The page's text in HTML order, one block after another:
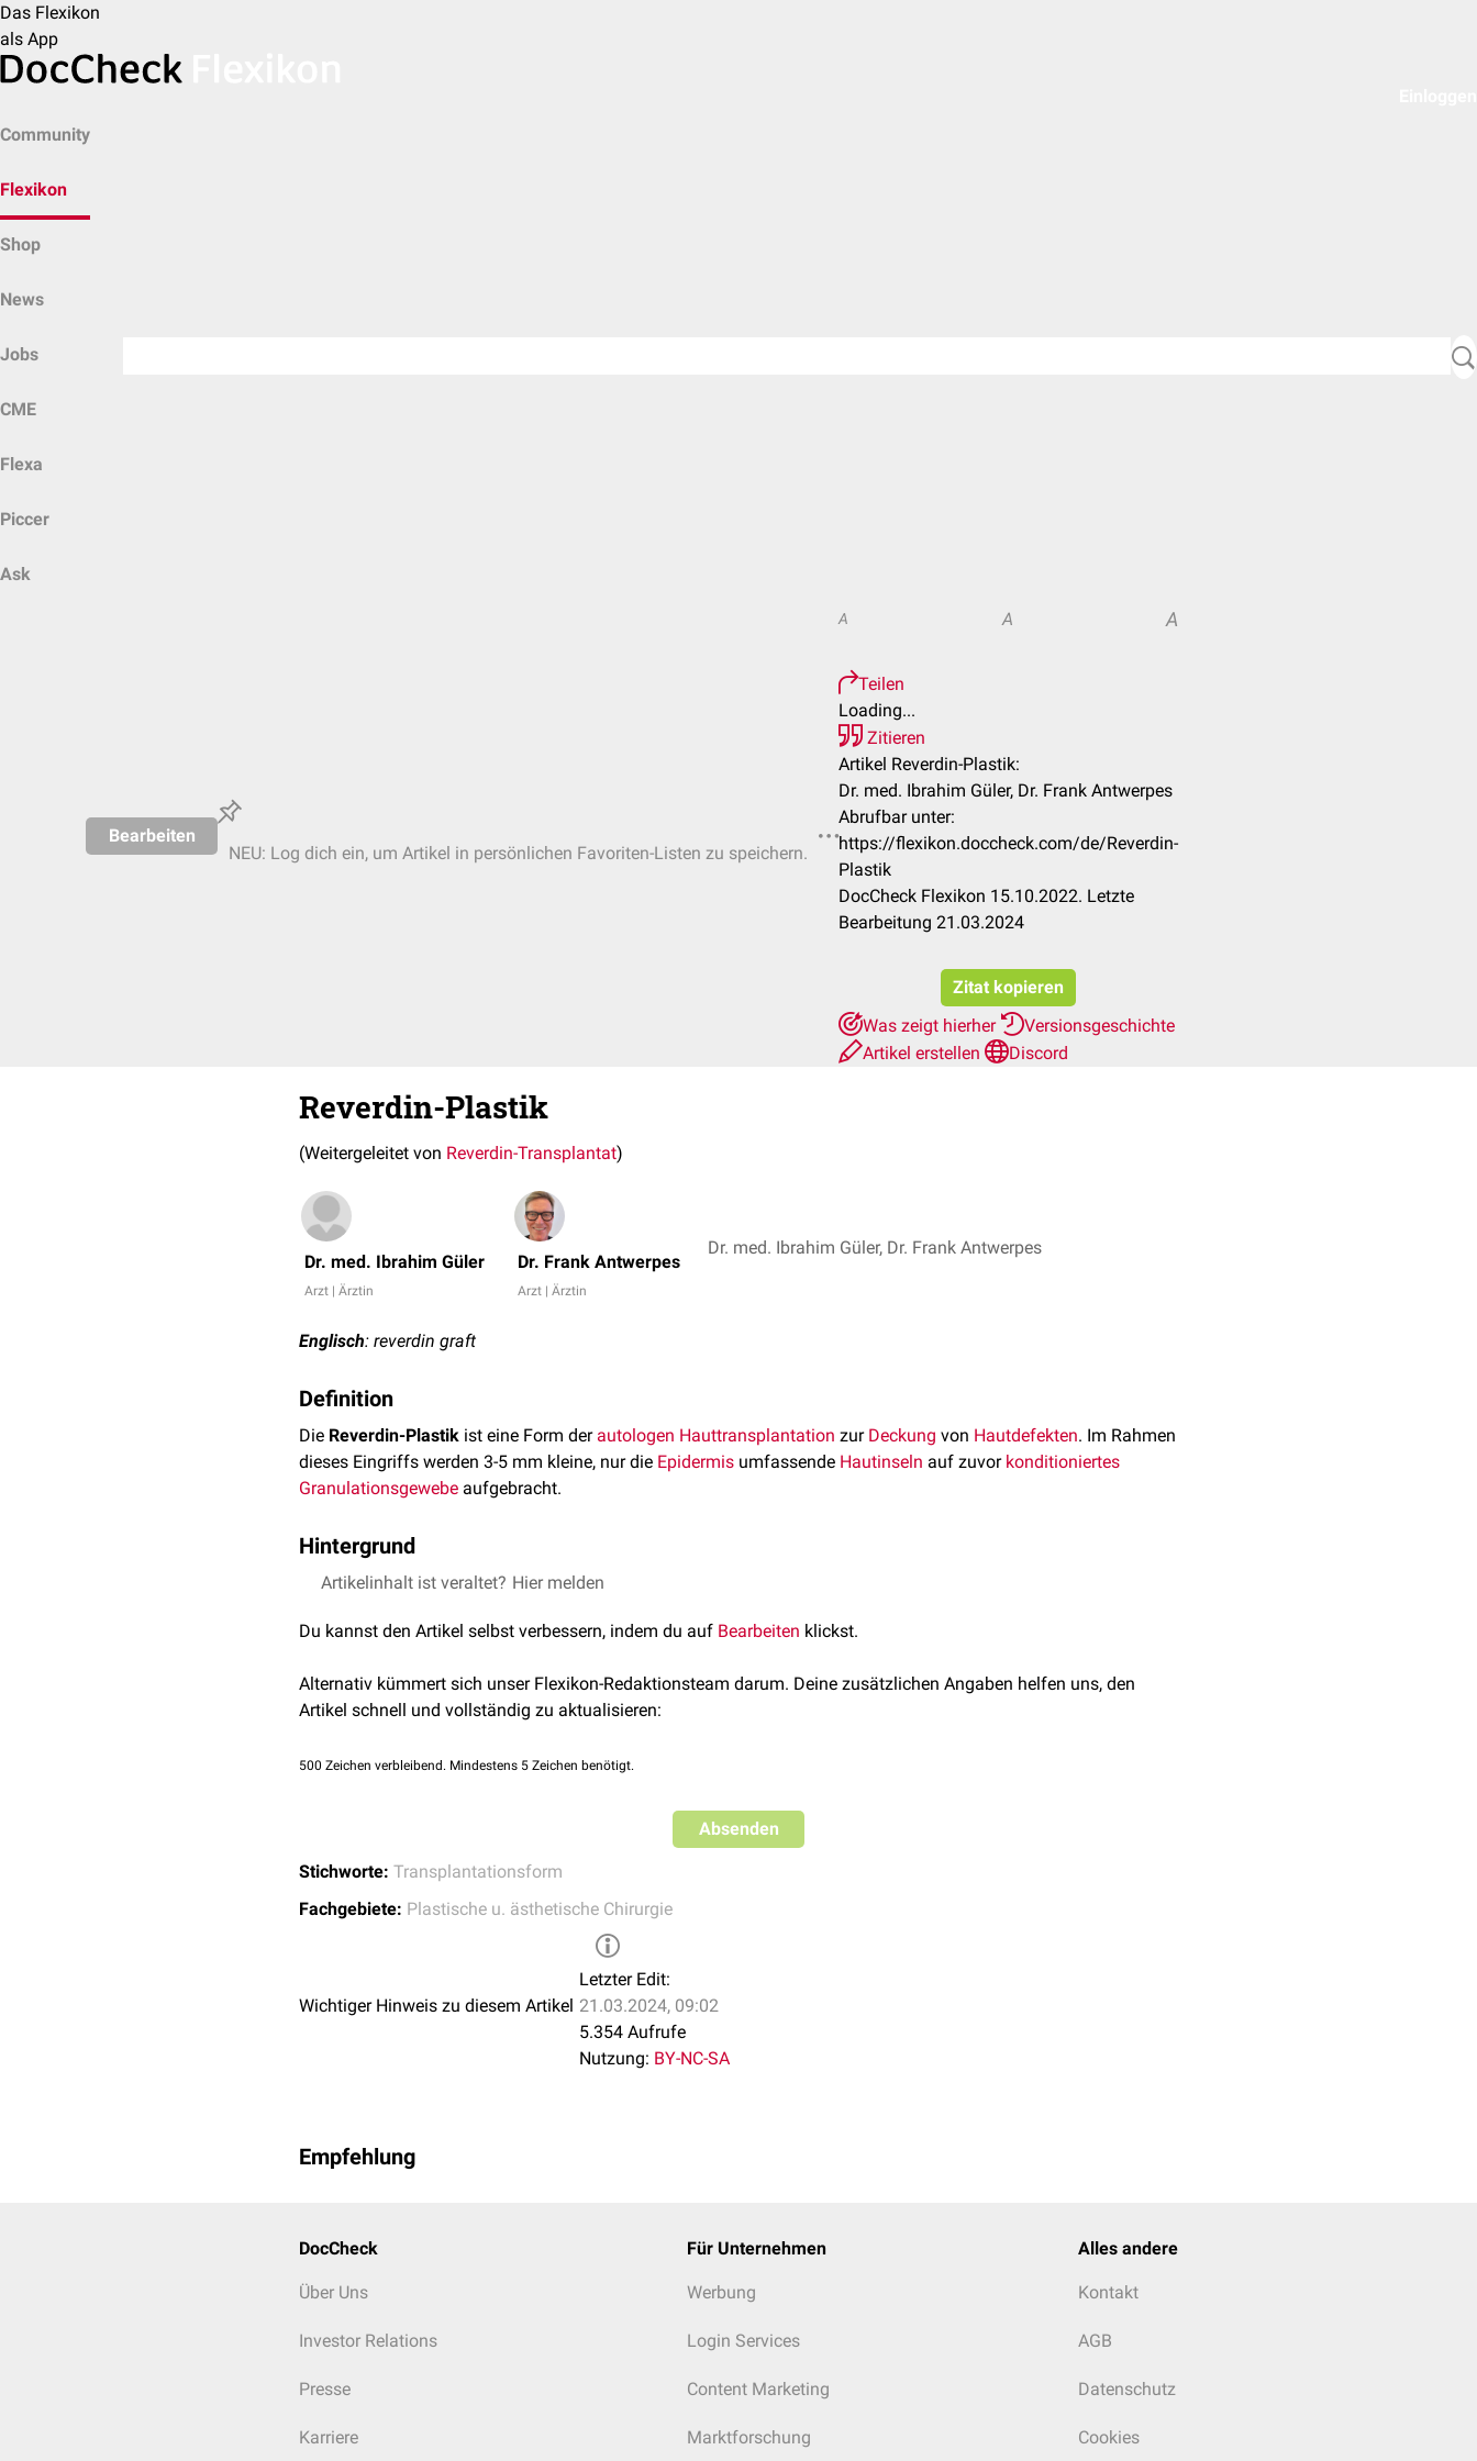
Das Flexikon
als App
Community
Flexikon
Shop
News
Jobs
CME
Flexa
Piccer
Ask
Bearbeiten
NEU: Log dich ein, um Artikel in persönlichen Favoriten-Listen zu speichern.
A A A
Teilen
Loading...
Zitieren
Artikel Reverdin-Plastik:
Dr. med. Ibrahim Güler, Dr. Frank Antwerpes
Abrufbar unter:
https://flexikon.doccheck.com/de/Reverdin-
Plastik
DocCheck Flexikon 15.10.2022. Letzte
Bearbeitung 21.03.2024
Zitat kopieren
Was zeigt hierher
Versionsgeschichte
Artikel erstellen
Discord
Reverdin-Plastik
(Weitergeleitet von Reverdin-Transplantat)
Dr. med. Ibrahim Güler
Arzt | Ärztin
Dr. Frank Antwerpes
Arzt | Ärztin
Dr. med. Ibrahim Güler, Dr. Frank Antwerpes
Englisch: reverdin graft
Definition
Die Reverdin-Plastik ist eine Form der autologen Hauttransplantation zur Deckung von Hautdefekten. Im Rahmen
dieses Eingriffs werden 3-5 mm kleine, nur die Epidermis umfassende Hautinseln auf zuvor konditioniertes
Granulationsgewebe aufgebracht.
Hintergrund
Die Einheilung kann mittelsVakuumtherapie
Artikelinhalt ist veraltet? Hier melden
Du kannst den Artikel selbst verbessern, indem du auf Bearbeiten klickst.
Alternativ kümmert sich unser Flexikon-Redaktionsteam darum. Deine zusätzlichen Angaben helfen uns, den
Artikel schnell und vollständig zu aktualisieren:
500 Zeichen verbleibend. Mindestens 5 Zeichen benötigt.
Absenden
Stichworte: Transplantationsform
Fachgebiete: Plastische u. ästhetische Chirurgie
Wichtiger Hinweis zu diesem Artikel
Letzter Edit:
21.03.2024, 09:02
5.354 Aufrufe
Nutzung: BY-NC-SA
Empfehlung
DocCheck
Über Uns
Investor Relations
Presse
Karriere
Für Unternehmen
Werbung
Login Services
Content Marketing
Marktforschung
Alles andere
Kontakt
AGB
Datenschutz
Cookies